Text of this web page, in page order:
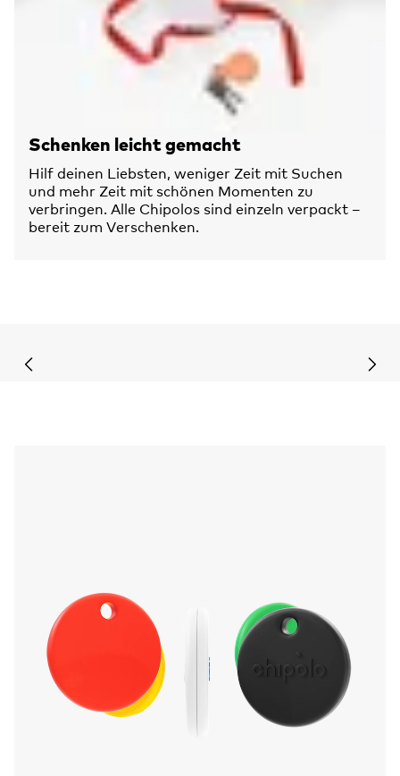
Schenken leicht gemacht
Hilf deinen Liebsten, weniger Zeit mit Suchen
und mehr Zeit mit schönen Momenten zu
verbringen. Alle Chipolos sind einzeln verpackt –
bereit zum Verschenken.
Previous slide